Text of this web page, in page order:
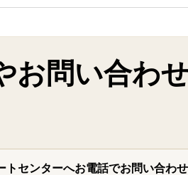
お問い合わ
トセンターへお電話でお問い合わせ